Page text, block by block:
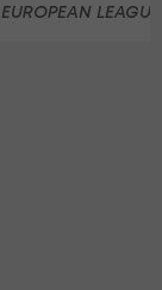
EUROPEAN